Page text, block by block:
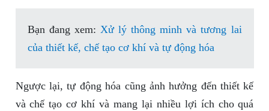
Bạn đang xem: Xử lý thông minh và tương lai
của thiết kế, chế tạo cơ khí và tự động hóa
Ngược lại, tự động hóa cũng ảnh hưởng đến thiết kế
và chế tạo cơ khí và mang lại nhiều lợi ích cho quá